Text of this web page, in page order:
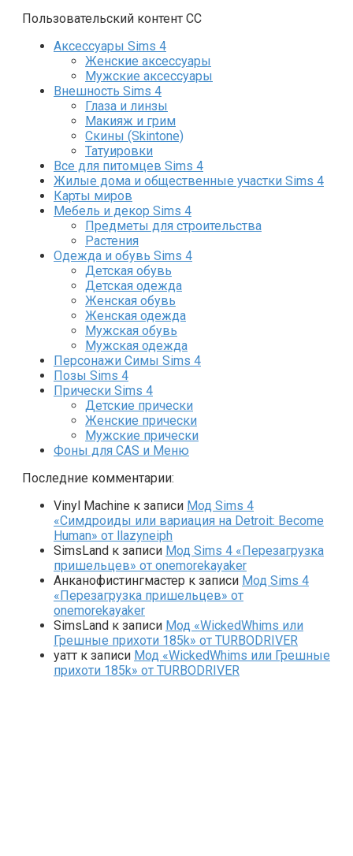
Пользовательский контент СС
Аксессуары Sims 4
Женские аксессуары
Мужские аксессуары
Внешность Sims 4
Глаза и линзы
Макияж и грим
Скины (Skintone)
Татуировки
Все для питомцев Sims 4
Жилые дома и общественные участки Sims 4
Карты миров
Мебель и декор Sims 4
Предметы для строительства
Растения
Одежда и обувь Sims 4
Детская обувь
Детская одежда
Женская обувь
Женская одежда
Мужская обувь
Мужская одежда
Персонажи Симы Sims 4
Позы Sims 4
Прически Sims 4
Детские прически
Женские прически
Мужские прически
Фоны для CAS и Меню
Последние комментарии:
Vinyl Machine к записи Мод Sims 4
«Симдроиды или вариация на Detroit: Become
Human» от llazyneiph
SimsLand к записи Мод Sims 4 «Перезагрузка
пришельцев» от onemorekayaker
Анканофистингмастер к записи Мод Sims 4
«Перезагрузка пришельцев» от
onemorekayaker
SimsLand к записи Мод «WickedWhims или
Грешные прихоти 185k» от TURBODRIVER
yaтт к записи Мод «WickedWhims или Грешные
прихоти 185k» от TURBODRIVER